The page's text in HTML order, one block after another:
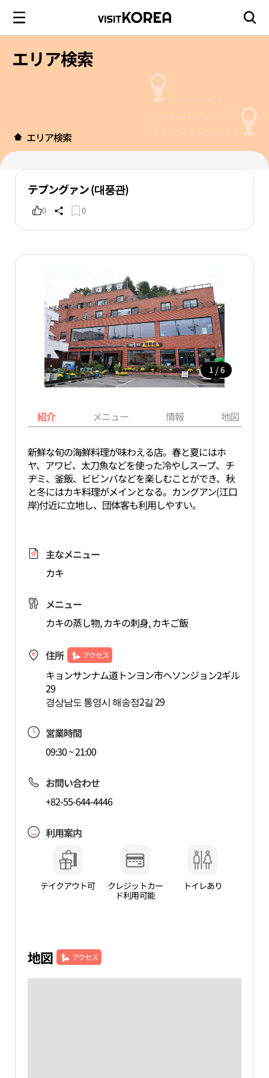
エリア検索
エリア検索
テプングァン (대풍관)
0 0
1 / 6
紹介 メニュー 情報 地図
新鮮な旬の海鮮料理が味わえる店。春と夏にはホ
ヤ、アワビ、太刀魚などを使った冷やしスープ、チ
ヂミ、釜飯、ビビンバなどを楽しむことができ、秋
と冬にはカキ料理がメインとなる。カングアン(江口
岸)付近に立地し、団体客も利用しやすい。
主なメニュー
カキ
メニュー
カキの蒸し物, カキの刺身, カキご飯
住所 アクセス
キョンサンナム道トンヨン市ヘソンジョン2ギル
29
경상남도 통영시 해송정2길 29
営業時間
09:30 ~ 21:00
お問い合わせ
+82-55-644-4446
利用案内
テイクアウト可
クレジットカー
ド利用可能
トイレあり
地図 アクセス